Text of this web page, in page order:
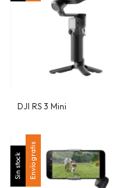
DJI RS 3 Mini
Sin stock Envío gratis